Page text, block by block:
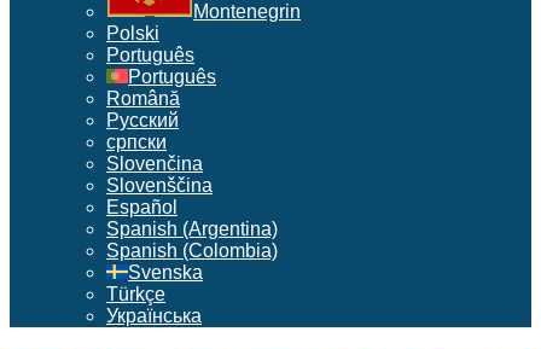
Montenegrin
Polski
Português
Português
Română
Русский
српски
Slovenčina
Slovenščina
Español
Spanish (Argentina)
Spanish (Colombia)
Svenska
Türkçe
Українська